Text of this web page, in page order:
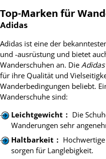
Top-Marken für
Adidas
Adidas ist eine der
und -ausrüstung und bietet
Wanderschuhen an. Die
für ihre Qualität und
Wanderbedingungen beliebt.
Wanderschuhe sind:
Leichtgewicht： Die
Wanderungen sehr
Haltbarkeit：
sorgen für Langlebigkeit.